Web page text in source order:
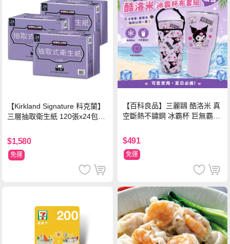
【Kirkland Signature 科克蘭】
三層抽取衛生紙 120張x24包x3
$1,580
免運
【百科良品】三麗鷗 酷洛米 真
空斷熱不鏽鋼 冰霸杯 巨無霸鋼
ml-信封款(贈手提杯套)
$491
免運